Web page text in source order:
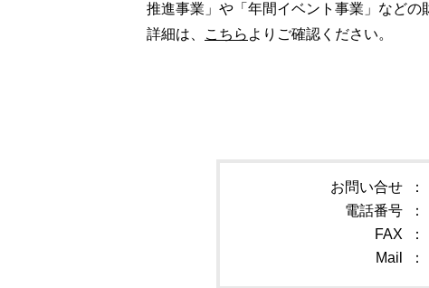
推進事業」や「年間イベント事業」などの
詳細は、
こちら よりご確認ください。
お問い合せ
電話番号
FAX
Mail